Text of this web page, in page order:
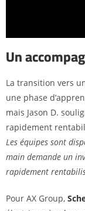
Un
La transition vers
une phase
mais Jason D.
rapidement
Les équipes sont
main demande un
rapidement
Pour AX Group,